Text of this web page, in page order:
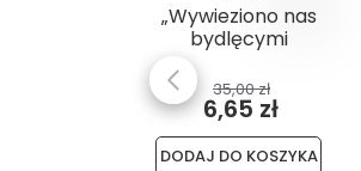
„Wywieziono nas
bydlęcymi
Relacje...
35,00 zł
6,65 zł
DODAJ DO KOSZYKA